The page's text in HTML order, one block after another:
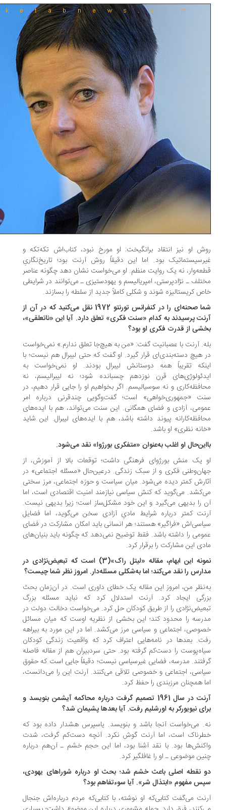
او نیز انتقاد برانگیخت: او مورخ نبود، کتاب‌اش تکه‌تکه و
بود. اما این دقیقاً روش آرنت بود؛ تاریخ‌نگاریِ
نه یک روایت منظم. او می‌خواست نشان دهد چگونه عناصر
ـ نژادپرستی، امپریالیسم و یهودستیزی ـ می‌توانند در شرایطی
کریستالیزه شوند و شکلی کاملاً جدید از سلطه را بسازند.
‌شما صحنه‌ای را در کنفرانس تورنتو 1972 نقل می‌کنید که در آن از
پرسیدند به کدام «سنت فکری» تعلق دارد. آیا این «ناتعلقی»،
از قدرت فکری او بود؟
آرنت با عصبانیت گفت: «من به هیچ‌جا تعلق ندارم.» نمی‌خواست
هیچ دسته‌بندی‌ای قرار گیرد. او گفت که حتی لیبرال هم نیست؛ با
تقریباً همه دوستانش لیبرال بودند. او نمی‌خواست به
قرن نوزدهم چسبانده شود؛ نه لیبرالیسم، نه
و نه سوسیالیسم. اگر بخواهیم او را جایی قرار دهیم، در
«جمهوری‌خواهی» است؛ گفت‌وگویی چندقرنی درباره امر
آزادی و فضای همگانی. این سنت می‌تواند، هم با ایده‌های
پیوند داشته باشد، هم با ایده‌های لیبرال. این شاید
نظری» او باشد.
او اغلب به‌عنوان «متفکری بورژوا» نقد می‌شود.
یک منش بورژوای فرهنگی داشت؛ توقعات بالا از آموزش، از
فکری و از سبک زندگی. درعین‌حال «مسئله اجتماعی» در
کمتر دیده می‌شود. میان سیاست و حوزه اجتماعی، مرز سختی
می‌گوید که کنش سیاسی نیازمند امنیت اقتصادی است، اما
را بدیهی می‌گیرد و این خود مشکل‌ساز است؛ زیرا بدیهی نیست.
کمتر درباره شرایط مادیِ آزادی سخن می‌گوید، اما فضایل
«فراگیر» هستند؛ هر انسانی باید امکان مشارکت در فضای
را داشته باشد. فقط توضیح نمی‌دهد که چگونه باید بنیان‌های
این مشارکت را برقرار کرد.
‌نمونه این ابهام، مقاله «لیتل راک»(3) است که تبعیض‌نژادی در
را نقد می‌کند؛ اما به‌شکلی مسئله‌دار. امروز نظر شما چیست؟
من، امروز این مقاله یک خطای داوری است. در آن‌زمان بحث
ایجاد کرد. آرنت استدلال کرد که نباید مسئله بزرگ
را از طریق کودکان حل کرد. می‌خواست دخالت دولت در
را محدود کند؛ این بخشی از نظریه اوست که میان مسائل
اجتماعی و سیاسی مرز می‌کشد. اما در این مورد به بیراهه
بعدها در نامه‌هایی اعتراف کرد که واقعیت زندگی کودکان
را دست‌کم گرفته بود. حتی سردبیران هم از مقاله فاصله
مدرسه، فضایی غیرسیاسی نیست؛ دقیقاً جایی است که حقوق
اجتماعی و خصوصی تلاقی می‌کنند. آرنت این را می‌دانست،
همچنان مرزبندی را حفظ کرد.
‌آرنت در سال 1961 تصمیم گرفت درباره محاکمه آیشمن بنویسد و
نیویورکر به اورشلیم رفت. آیا بعدها پشیمان شد؟
می‌خواست آنجا باشد و بنویسد. یاسپرس هشدار داده بود که
است، اما آرنت گوش نکرد. آنچه دست‌کم گرفت، شدت
بود. با نقد آشنا بود، اما این حجم خشم ـ آن‌هم درباره
موضوعی ـ او را غافلگیر کرد.
نقطه اصلی باعث خشم شد؛ بحث او درباره شوراهای یهودی،
مفهوم «ابتذال شر». آیا سوءتفاهم بود؟
می‌گفت کتابی‌که او نوشته، با کتابی‌که مردم درباره‌اش جنجال